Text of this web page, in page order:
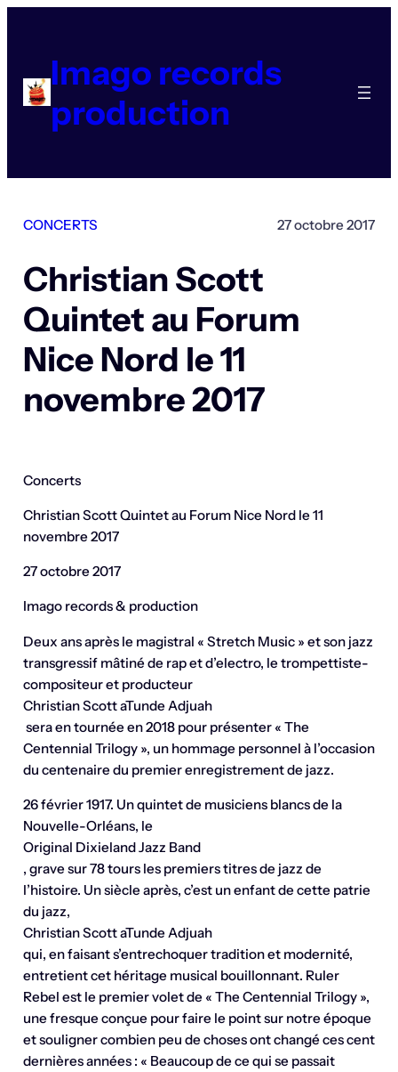
contenuImago records
production
CONCERTS 27 octobre 2017
Christian Scott
Quintet au Forum
Nice Nord le 11
novembre 2017
Concerts
Christian Scott Quintet au Forum Nice Nord le 11
novembre 2017
27 octobre 2017
Imago records & production
Deux ans après le magistral « Stretch Music » et son jazz
transgressif mâtiné de rap et d’electro, le trompettiste-
compositeur et producteur
Christian Scott aTunde Adjuah
sera en tournée en 2018 pour présenter « The
Centennial Trilogy », un hommage personnel à l’occasion
du centenaire du premier enregistrement de jazz.
26 février 1917. Un quintet de musiciens blancs de la
Nouvelle-Orléans, le
Original Dixieland Jazz Band
, grave sur 78 tours les premiers titres de jazz de
l’histoire. Un siècle après, c’est un enfant de cette patrie
du jazz,
Christian Scott aTunde Adjuah
qui, en faisant s’entrechoquer tradition et modernité,
entretient cet héritage musical bouillonnant. Ruler
Rebel est le premier volet de « The Centennial Trilogy »,
une fresque conçue pour faire le point sur notre époque
et souligner combien peu de choses ont changé ces cent
dernières années : « Beaucoup de ce qui se passait